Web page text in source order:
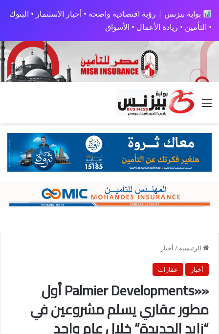
بوابة بيزنس | رؤية اقتصادية واضحة • أخبار الاستثمار • البنوك
• التأمين • ريادة الأعمال • الأسواق
القائمة
الرئيسية / أخبار
أخبار عقارات
««Palmier Developments أول
مطور عقاري يسلم مشروعين في
“زايد الجديدة” خلال عام واحد